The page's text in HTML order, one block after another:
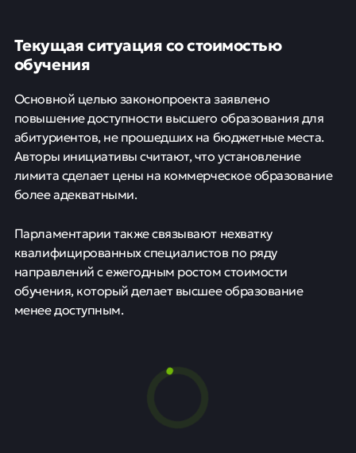
Текущая ситуация со стоимостью
обучения
Основной целью законопроекта заявлено
повышение доступности высшего образования для
абитуриентов, не прошедших на бюджетные места.
Авторы инициативы считают, что установление
лимита сделает цены на коммерческое образование
более адекватными.
Парламентарии также связывают нехватку
квалифицированных специалистов по ряду
направлений с ежегодным ростом стоимости
обучения, который делает высшее образование
менее доступным.
Россия завершает